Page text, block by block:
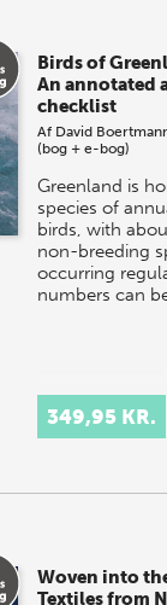
så sæt kryds
Birds of
An annotated
checklist
Af David
(bog + e-bog)
Greenland is
species of
birds, with
non-breeding
occurring
numbers can
349,95 KR.
Woven into
Textiles from